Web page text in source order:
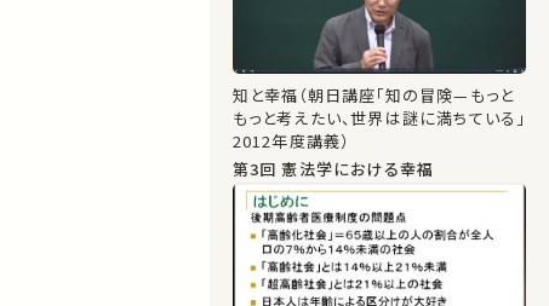
知と幸福（朝日講座「知の冒険—もっと
もっと考えたい、世界は謎に満ちている」
2012年度講義）
第3回 憲法学における幸福